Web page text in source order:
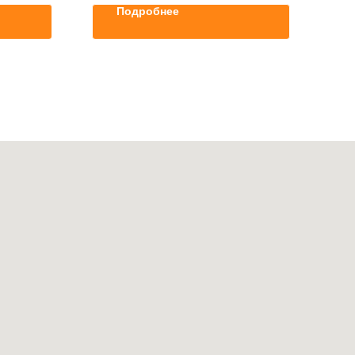
Подробнее